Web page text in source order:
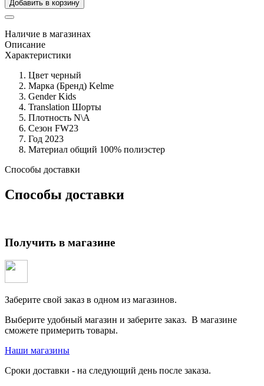
Добавить в корзину
Наличие в магазинах
Описание
Характеристики
Цвет черный
Марка (Бренд) Kelme
Gender Kids
Translation Шорты
Плотность N\A
Сезон FW23
Год 2023
Материал общий 100% полиэстер
Способы доставки
Способы доставки
Получить в магазине
Заберите свой заказ в одном из магазинов.
Выберите удобный магазин и заберите заказ. В магазине
сможете примерить товары.
Наши магазины
Сроки доставки - на следующий день после заказа.